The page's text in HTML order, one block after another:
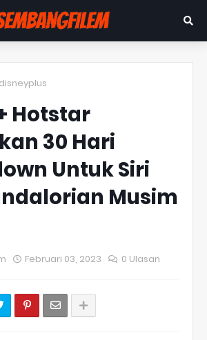
disneyplus
Hotstar
30 Hari
Untuk Siri
Musim
Februari 03, 2023 0 Ulasan